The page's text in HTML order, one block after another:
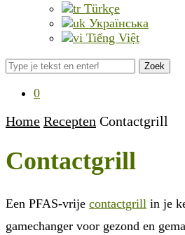
Türkçe
Українська
Tiếng Việt
Zoek
0
Home Recepten Contactgrill
Contactgrill
Een PFAS-vrije contactgrill in je
gamechanger voor gezond en